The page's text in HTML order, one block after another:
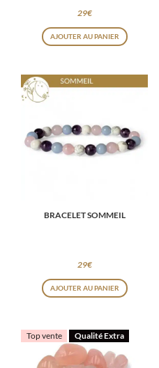
29€
AJOUTER AU PANIER
BRACELET SOMMEIL
29€
AJOUTER AU PANIER
Top vente Qualité Extra